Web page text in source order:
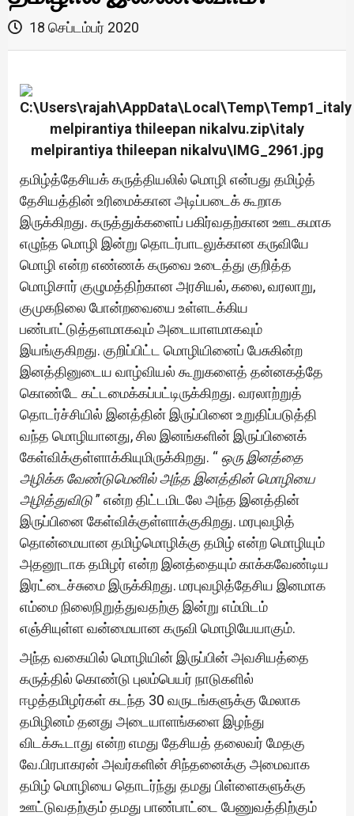
18 செப்டம்பர் 2020
தமிழ்த்தேசியக் கருத்தியலில் மொழி என்பது தமிழ்த்
தேசியத்தின் உரிமைக்கான அடிப்படைக் கூறாக
இருக்கிறது. கருத்துக்களைப் பகிர்வதற்கான ஊடகமாக
எழுந்த மொழி இன்று தொடர்பாடலுக்கான கருவியே
மொழி என்ற எண்ணக் கருவை உடைத்து குறித்த
மொழிசார் குழுமத்திற்கான அரசியல், கலை, வரலாறு,
குமுகநிலை போன்றவையை உள்ளடக்கிய
பண்பாட்டுத்தளமாகவும் அடையாளமாகவும்
இயங்குகிறது. குறிப்பிட்ட மொழியினைப் பேசுகின்ற
இனத்தினுடைய வாழ்வியல் கூறுகளைத் தன்னகத்தே
கொண்டே கட்டமைக்கப்பட்டிருக்கிறது. வரலாற்றுத்
தொடர்ச்சியில் இனத்தின் இருப்பினை உறுதிப்படுத்தி
வந்த மொழியானது, சில இனங்களின் இருப்பினைக்
கேள்விக்குள்ளாக்கியுமிருக்கிறது. “ஒரு இனத்தை
அழிக்க வேண்டுமெனில் அந்த இனத்தின் மொழியை
அழித்துவிடு” என்ற திட்டமிடலே அந்த இனத்தின்
இருப்பினை கேள்விக்குள்ளாக்குகிறது. மரபுவழித்
தொன்மையான தமிழ்மொழிக்கு தமிழ் என்ற மொழியும்
அதனூடாக தமிழர் என்ற இனத்தையும் காக்கவேண்டிய
இரட்டைச்சுமை இருக்கிறது. மரபுவழித்தேசிய இனமாக
எம்மை நிலைநிறுத்துவதற்கு இன்று எம்மிடம்
எஞ்சியுள்ள வன்மையான கருவி மொழியேயாகும்.
அந்த வகையில் மொழியின் இருப்பின் அவசியத்தை
கருத்தில் கொண்டு புலம்பெயர் நாடுகளில்
ஈழத்தமிழர்கள் கடந்த 30 வருடங்களுக்கு மேலாக
தமிழினம் தனது அடையாளங்களை இழந்து
விடக்கூடாது என்ற எமது தேசியத் தலைவர் மேதகு
வே.பிரபாகரன் அவர்களின் சிந்தனைக்கு அமைவாக
தமிழ் மொழியை தொடர்ந்து தமது பிள்ளைகளுக்கு
ஊட்டுவதற்கும் தமது பாண்பாட்டை பேணுவத்திற்கும்